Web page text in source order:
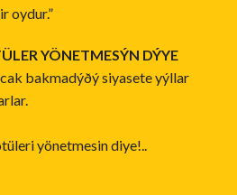
oydur.”
YÖNETMESÝN DÝYE
bakmadýðý siyasete yýllar
yönetmesin diye!..